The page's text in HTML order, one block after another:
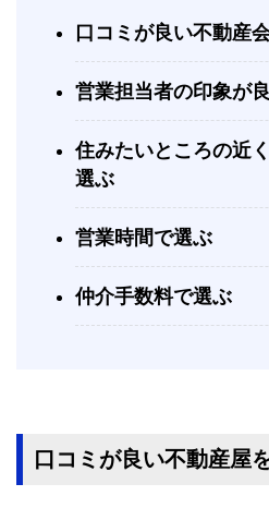
口コミが良い不動産
営業担当者の印象が
住みたいところの近
選ぶ
営業時間で選ぶ
仲介手数料で選ぶ
口コミが良い不動産屋